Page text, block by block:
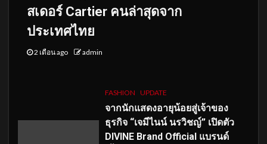
สเดอร์ Cartier คนล่าสุดจาก
ประเทศไทย
2 เดือน ago admin
FASHION UPDATE
จากนักแสดงอายุน้อยสู่เจ้าของ
ธุรกิจ “เจมีไนน์ นรวิชญ์” เปิดตัว
DIVINE Brand Official แบรนด์